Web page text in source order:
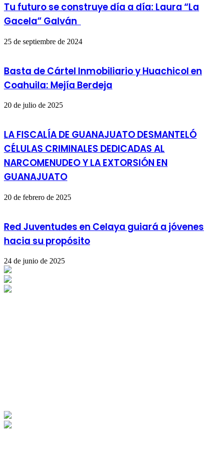
Tu futuro se construye día a día: Laura “La
Gacela” Galván
25 de septiembre de 2024
Basta de Cártel Inmobiliario y Huachicol en
Coahuila: Mejía Berdeja
20 de julio de 2025
LA FISCALÍA DE GUANAJUATO DESMANTELÓ
CÉLULAS CRIMINALES DEDICADAS AL
NARCOMENUDEO Y LA EXTORSIÓN EN
GUANAJUATO
20 de febrero de 2025
Red Juventudes en Celaya guiará a jóvenes
hacia su propósito
24 de junio de 2025